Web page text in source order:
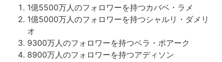
1億5500万人のフォロワーを持つカバベ・ラメ
1億5000万人のフォロワーを持つシャルリ・ダメリ
オ
9300万人のフォロワーを持つベラ・ポアーク
8900万人のフォロワーを持つアディソン